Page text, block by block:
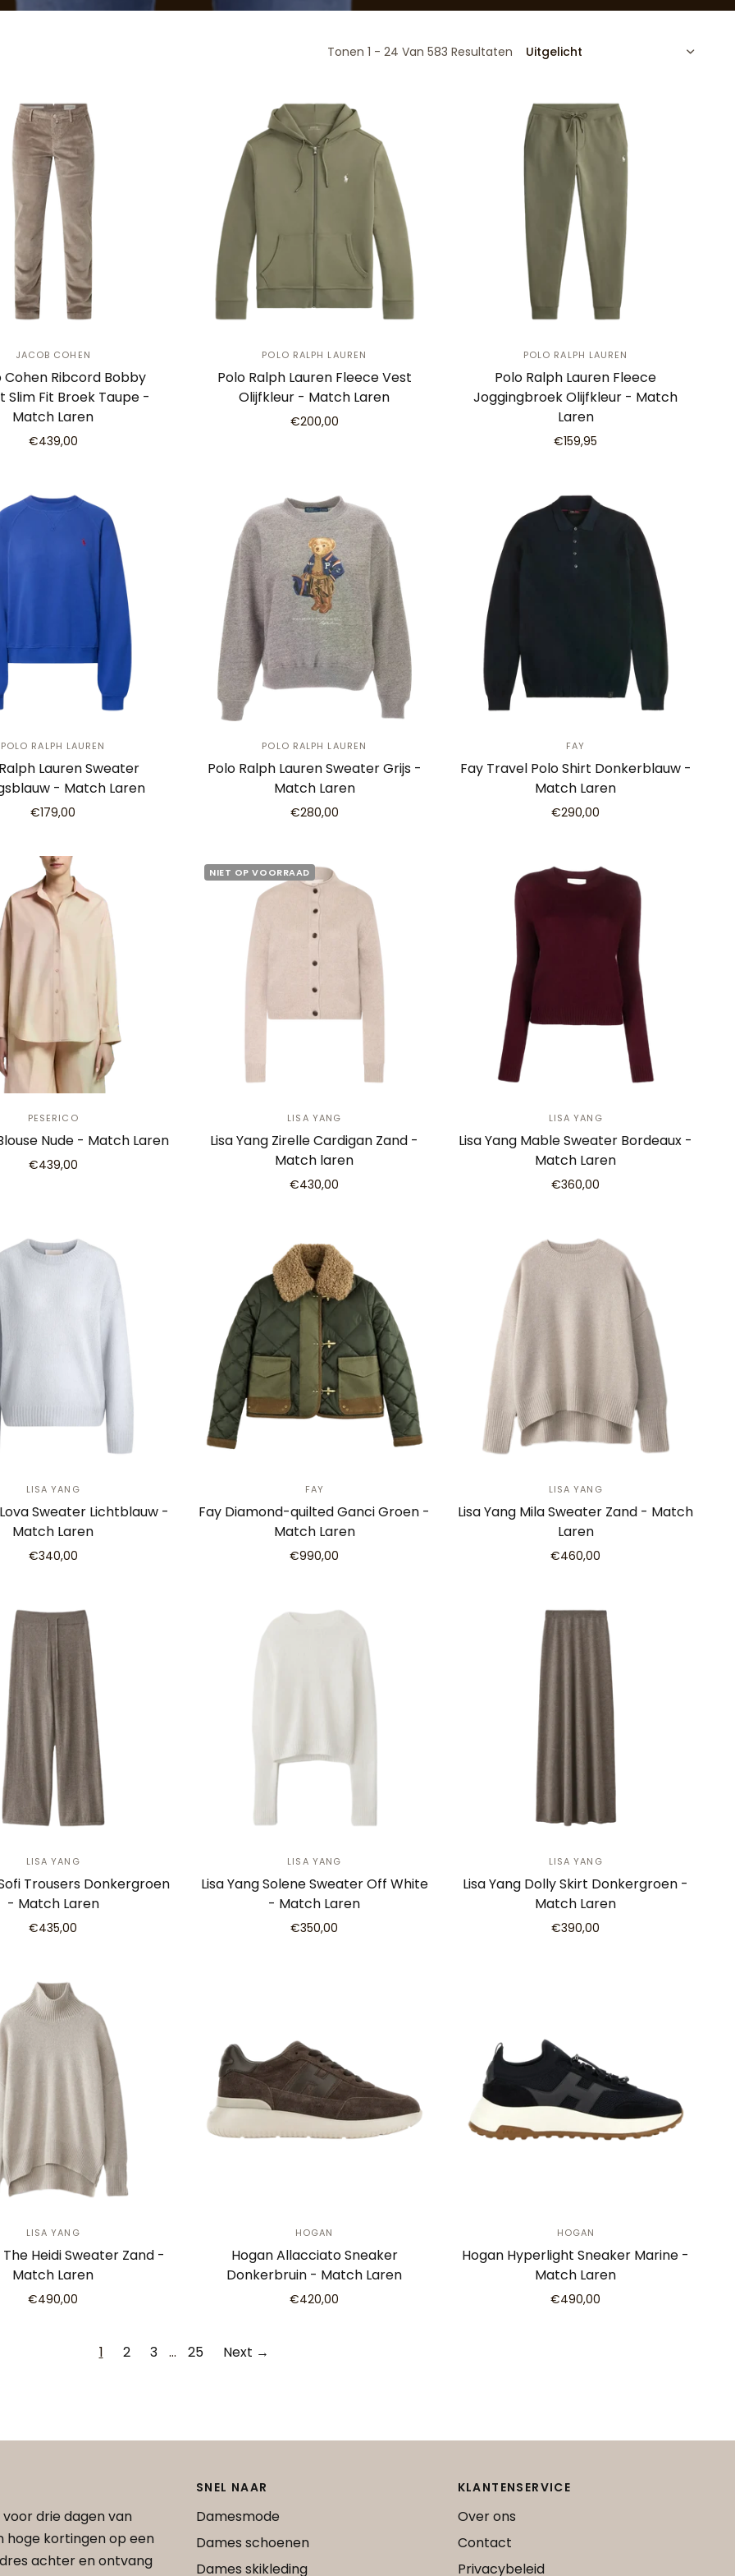
Tonen 1 - 24 Van 583 Resultaten
JACOB COHEN
Ribcord Bobby
Slim Fit Broek Taupe -
Match Laren
€439,00
POLO RALPH LAUREN
Polo Ralph Lauren Fleece Vest
Olijfkleur - Match Laren
€200,00
POLO RALPH LAUREN
Polo Ralph Lauren Fleece
Joggingbroek Olijfkleur - Match
Laren
€159,95
POLO RALPH LAUREN
Lauren Sweater
- Match Laren
€179,00
POLO RALPH LAUREN
Polo Ralph Lauren Sweater Grijs -
Match Laren
€280,00
FAY
Fay Travel Polo Shirt Donkerblauw -
Match Laren
€290,00
PESERICO
Nude - Match Laren
€439,00
NIET OP VOORRAAD
LISA YANG
Lisa Yang Zirelle Cardigan Zand -
Match laren
€430,00
LISA YANG
Lisa Yang Mable Sweater Bordeaux -
Match Laren
€360,00
LISA YANG
Sweater Lichtblauw -
Match Laren
€340,00
FAY
Fay Diamond-quilted Ganci Groen -
Match Laren
€990,00
LISA YANG
Lisa Yang Mila Sweater Zand - Match
Laren
€460,00
LISA YANG
Trousers Donkergroen
- Match Laren
€435,00
LISA YANG
Lisa Yang Solene Sweater Off White
- Match Laren
€350,00
LISA YANG
Lisa Yang Dolly Skirt Donkergroen -
Match Laren
€390,00
LISA YANG
The Heidi Sweater Zand -
Match Laren
€490,00
HOGAN
Hogan Allacciato Sneaker
Donkerbruin - Match Laren
€420,00
HOGAN
Hogan Hyperlight Sneaker Marine -
Match Laren
€490,00
1 2 3 … 25 Next →
drie dagen van
hoge kortingen op een
achter en ontvang
SNEL NAAR
Damesmode
Dames schoenen
Dames skikleding
KLANTENSERVICE
Over ons
Contact
Privacybeleid